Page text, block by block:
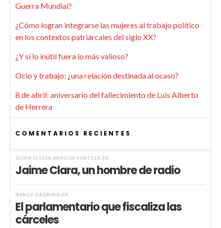
Guerra Mundial?
¿Cómo logran integrarse las mujeres al trabajo político
en los contextos patriarcales del siglo XX?
¿Y si lo inútil fuera lo más valioso?
Ocio y trabajo: ¿una relación destinada al ocaso?
8 de abril: aniversario del fallecimiento de Luis Alberto
de Herrera
COMENTARIOS RECIENTES
SILVIA ELOISA ARAGÓN FORTEZA EN
Jaime Clara, un hombre de radio
NANCY DAGNINO EN
El parlamentario que fiscaliza las
cárceles